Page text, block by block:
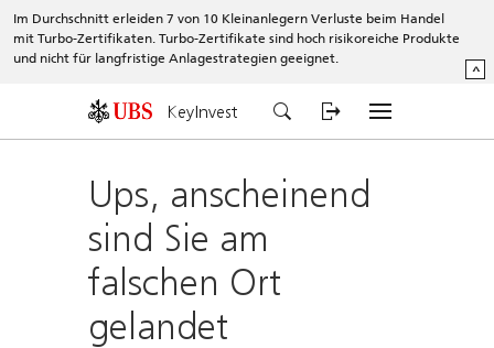
Im Durchschnitt erleiden 7 von 10 Kleinanlegern Verluste beim Handel
mit Turbo-Zertifikaten. Turbo-Zertifikate sind hoch risikoreiche Produkte
und nicht für langfristige Anlagestrategien geeignet.
^
KeyInvest
Ups, anscheinend
sind Sie am
falschen Ort
gelandet